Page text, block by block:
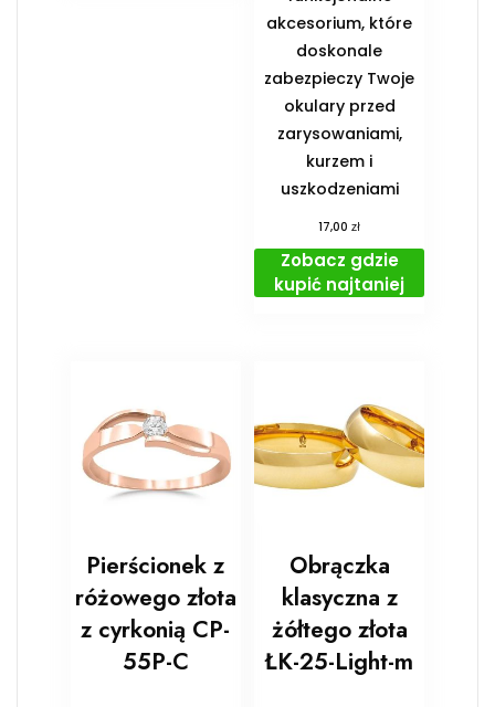
akcesorium, które
doskonale
zabezpieczy Twoje
okulary przed
zarysowaniami,
kurzem i
uszkodzeniami
17,00zł
Zobacz gdzie
kupić najtaniej
Pierścionek z
różowego złota
z cyrkonią CP-
55P-C
Obrączka
klasyczna z
żółtego złota
ŁK-25-Light-m